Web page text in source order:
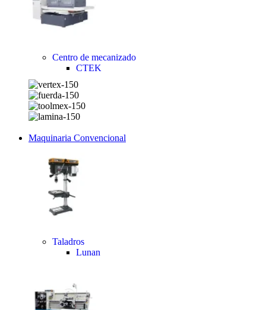
Centro de mecanizado
CTEK
Maquinaria Convencional
Taladros
Lunan